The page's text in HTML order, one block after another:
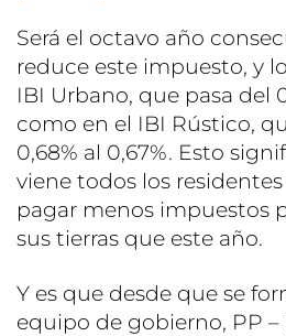
Será el octavo año
reduce este impuesto, y
IBI Urbano, que pasa del
como en el IBI Rústico,
0,68% al 0,67%. Esto
viene todos los
pagar menos impuestos
sus tierras que este año.
Y es que desde que se
equipo de gobierno, PP –